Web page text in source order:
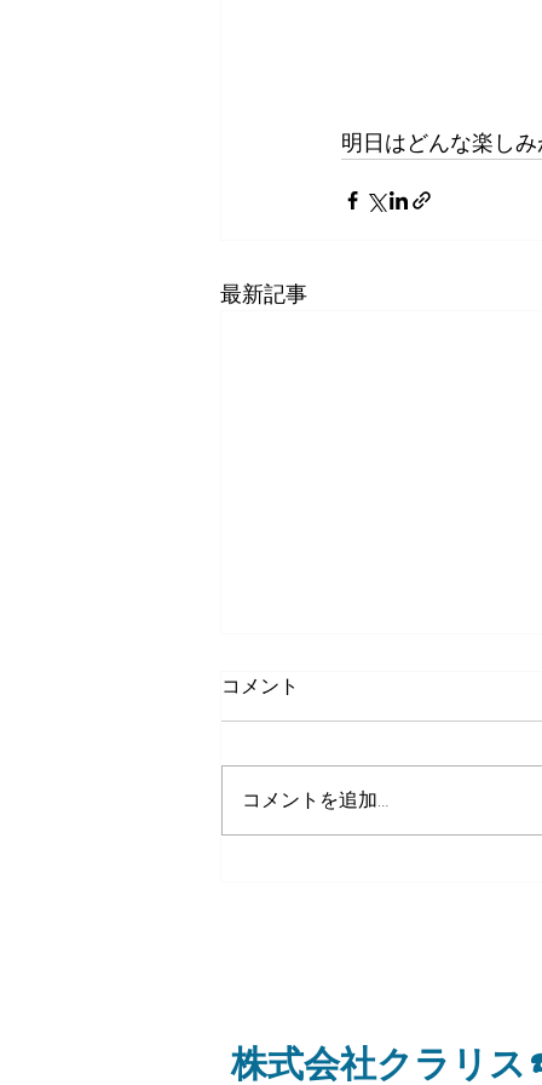
明日はどんな楽し
最新記事
８月５日（水）
コメント
コメントを追加…
​株式会社クラリス